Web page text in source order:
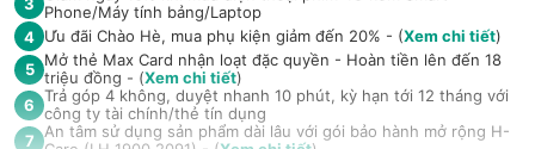
3
Phone/Máy tính bảng/Laptop
4 Ưu đãi Chào Hè, mua phụ kiện giảm đến 20% - (Xem chi tiết)
5 Mở thẻ Max Card nhận loạt đặc quyền - Hoàn tiền lên đến 18
triệu đồng - (Xem chi tiết)
6 Trả góp 4 không, duyệt nhanh 10 phút, kỳ hạn tới 12 tháng với
công ty tài chính/thẻ tín dụng
7 An tâm sử dụng sản phẩm dài lâu với gói bảo hành mở rộng H-